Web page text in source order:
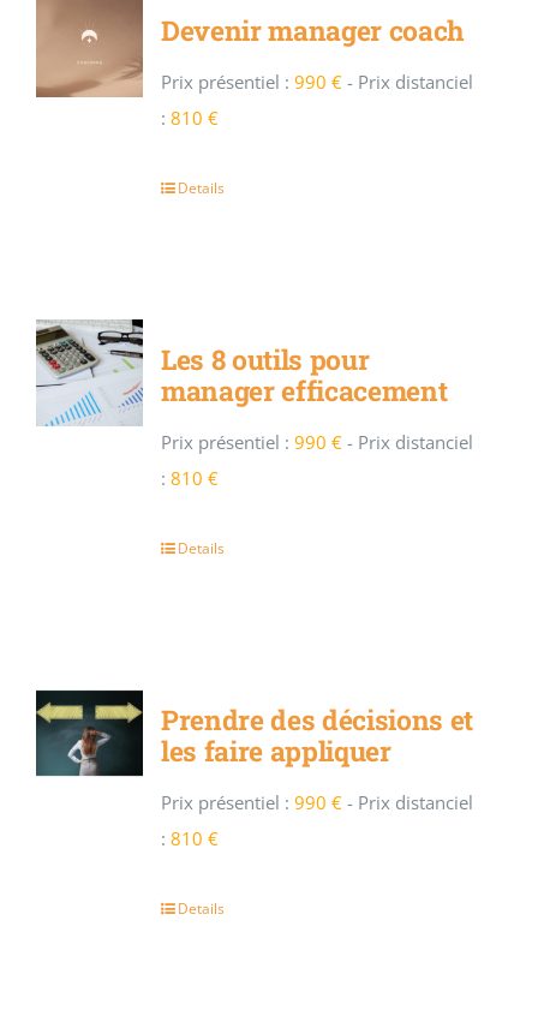
Devenir manager coach
Prix présentiel : 990 € - Prix distanciel
: 810 €
Details
Les 8 outils pour
manager efficacement
Prix présentiel : 990 € - Prix distanciel
: 810 €
Details
Prendre des décisions et
les faire appliquer
Prix présentiel : 990 € - Prix distanciel
: 810 €
Details